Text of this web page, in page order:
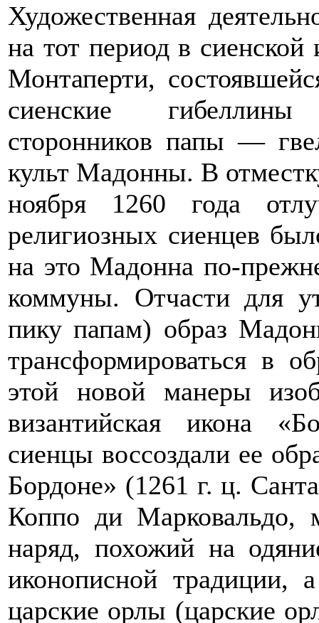
Художественная
на тот период в
Монтаперти,
сиенские
сторонников папы —
культ Мадонны. В
ноября 1260 года
религиозных сиенцев
на это Мадонна по-
коммуны. Отчасти для
пику папам) образ
трансформироваться в
этой новой манеры
византийская икона
сиенцы воссоздали ее
Бордоне» (1261 г. ц.
Коппо ди Марковальдо,
наряд, похожий на
иконописной
царские орлы (царские